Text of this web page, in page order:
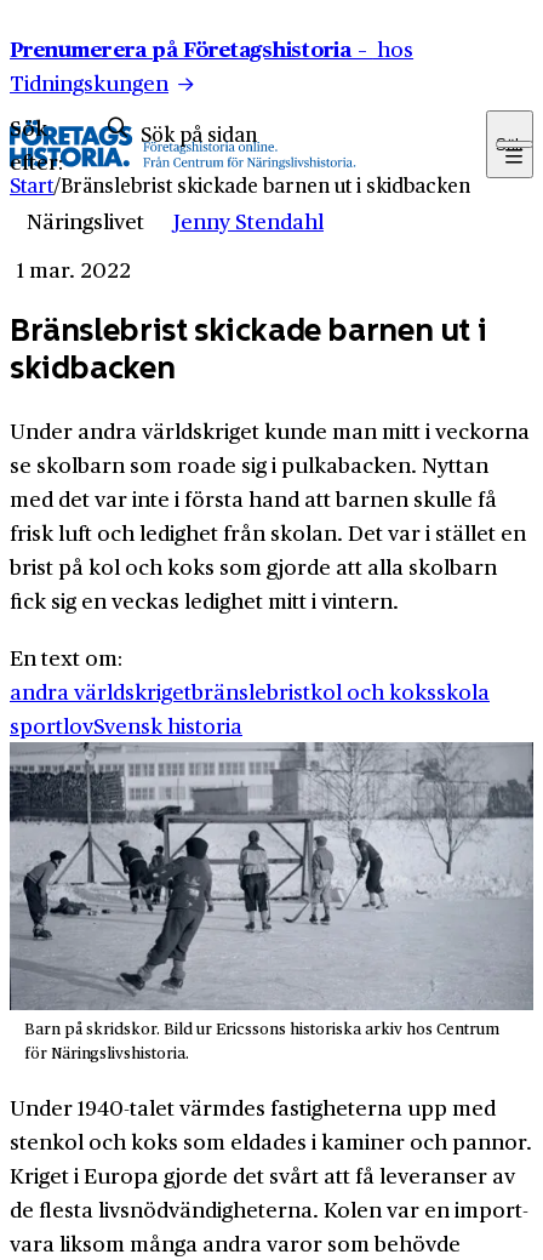
Prenumerera på Företagshistoria – hos
Tidningskungen
Sök
efter:
Sök
Start/Bränsle­brist skickade barnen ut i skidbacken
Näringslivet
Jenny Stendahl
1 mar. 2022
Bränsle­brist skickade barnen ut i
skidbacken
Under andra världs­kriget kunde man mitt i veckorna
se skolbarn som roade sig i pulk­abacken. Nyttan
med det var inte i första hand att barnen skulle få
frisk luft och ledighet från skolan. Det var i stället en
brist på kol och koks som gjorde att alla skolbarn
fick sig en veckas ledighet mitt i vintern.
En text om:
andra världskrigetbränslebristkol och koksskola
sportlovSvensk historia
Barn på skridskor. Bild ur Ericssons historiska arkiv hos Centrum
för Näringslivshistoria.
Under 1940-talet värmdes fastigheterna upp med
stenkol och koks som eldades i kaminer och pannor.
Kriget i Europa gjorde det svårt att få leveranser av
de flesta livs­nödvändigheterna. Kolen var en import­
vara liksom många andra varor som behövde